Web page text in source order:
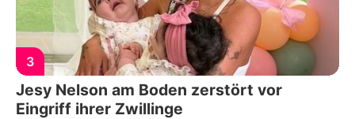
3
Jesy Nelson am Boden zerstört vor
Eingriff ihrer Zwillinge